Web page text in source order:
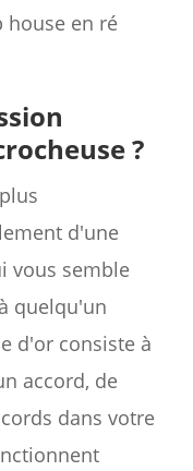
house en ré
?
d'une
vous semble
quelqu'un
d'or consiste à
accord, de
dans votre